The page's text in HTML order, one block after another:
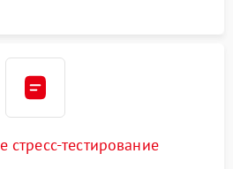
стресс-тестирование